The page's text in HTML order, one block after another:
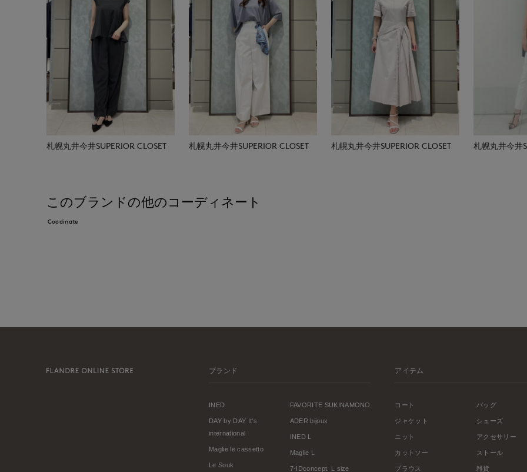
札幌丸井今井SUPERIOR CLOSET 札幌丸井今井SUPERIOR CLOSET 札幌丸井今井SUPERIOR CLOSET 札幌丸井今井
このブランドの他のコーディネート
Coodinate
ブランド
INED
DAY by DAY It's
international
Maglie le cassetto
Le Souk
FAVORITE SUKINAMONO
ADER.bijoux
INED L
Maglie L
7-IDconcept. L size
アイテム
コート
ジャケット
ニット
カットソー
ブラウス
バッグ
シューズ
アクセサリー
ストール
雑貨